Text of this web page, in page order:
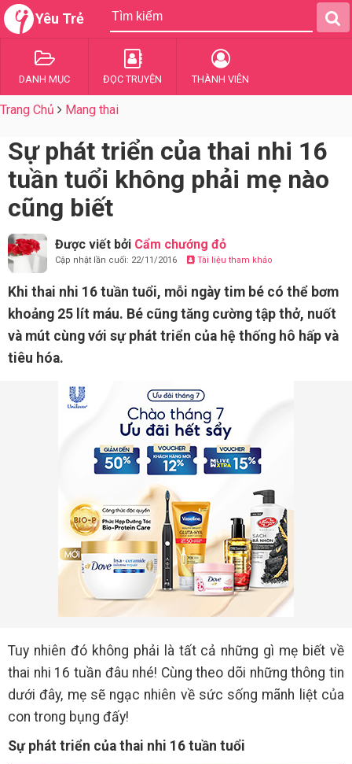
Yêu Trẻ
DANH MỤC ĐỌC TRUYỆN THÀNH VIÊN
Trang Chủ Mang thai
Sự phát triển của thai nhi 16
tuần tuổi không phải mẹ nào
cũng biết
Được viết bởi Cẩm chướng đỏ
Cập nhật lần cuối: 22/11/2016 Tài liệu tham khảo
Khi thai nhi 16 tuần tuổi, mỗi ngày tim bé có thể bơm
khoảng 25 lít máu. Bé cũng tăng cường tập thở, nuốt
và mút cùng với sự phát triển của hệ thống hô hấp và
tiêu hóa.
Tuy nhiên đó không phải là tất cả những gì mẹ biết về
thai nhi 16 tuần đâu nhé! Cùng theo dõi những thông tin
dưới đây, mẹ sẽ ngạc nhiên về sức sống mãnh liệt của
con trong bụng đấy!
Sự phát triển của thai nhi 16 tuần tuổi